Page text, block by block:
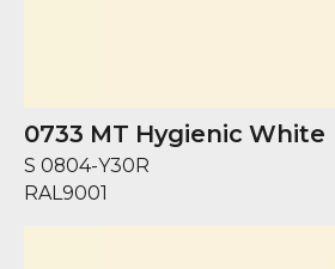
0733 MT Hygienic White
S 0804-Y30R
RAL9001